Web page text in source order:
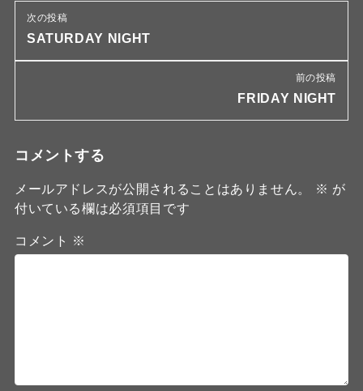
次の投稿
SATURDAY NIGHT
前の投稿
FRIDAY NIGHT
コメントする
メールアドレスが公開されることはありません。 ※ が
付いている欄は必須項目です
コメント ※